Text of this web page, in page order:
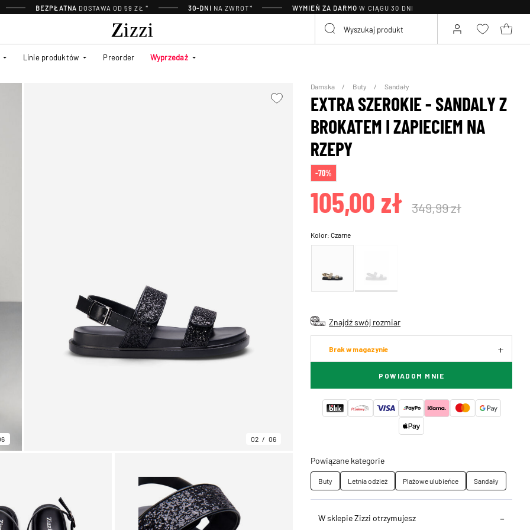
BEZPŁATNA DOSTAWA OD 59 ZŁ * 30-DNI NA ZWROT* WYMIEŃ ZA DARMO W CIĄGU 30 DNI
Linie produktów Preorder Wyprzedaż
02 06
Damska Buty Sandały
EXTRA SZEROKIE - SANDALY Z
BROKATEM I ZAPIECIEM NA
RZEPY
-70%
105,00 zł 349,99 zł
Kolor:Czarne
Znajdź swój rozmiar
Brak w magazynie
POWIADOM MNIE
Powiązane kategorie
Buty Letnia odzież Plażowe ulubieńce Sandały
W sklepie Zizzi otrzymujesz